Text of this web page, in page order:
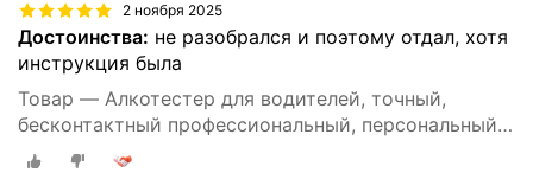
2 ноября 2025
Достоинства: не разобрался и поэтому отдал, хотя
инструкция была
Товар — Алкотестер для водителей, точный,
бесконтактный профессиональный, персональный
DG shop